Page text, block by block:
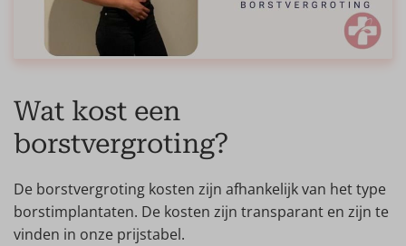
Wat kost een
borstvergroting?
De borstvergroting kosten zijn afhankelijk van het type
borstimplantaten. De kosten zijn transparant en zijn te
vinden in onze prijstabel.